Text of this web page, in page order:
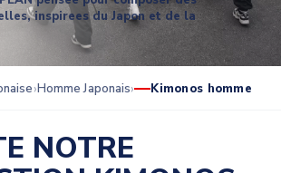
inspirees du Japon et de la
Homme Japonais Kimonos homme
NOTRE